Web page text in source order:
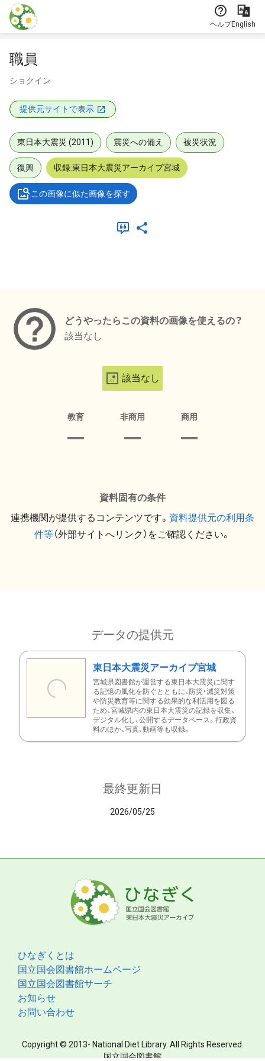
本文に飛ぶ
ヘルプEnglish
職員
ショクイン
提供元サイトで表示
東日本大震災 (2011) 震災への備え 被災状況
復興 収録:東日本大震災アーカイブ宮城
この画像に似た画像を探す
どうやったらこの資料の画像を使えるの？
該当なし
該当なし
教育 非商用 商用
資料固有の条件
連携機関が提供するコンテンツです。 資料提供元の利用条
件等（外部サイトへリンク）をご確認ください。
データの提供元
東日本大震災アーカイブ宮城
宮城県図書館が運営する東日本大震災に関す
る記憶の風化を防ぐとともに、防災・減災対策
や防災教育等に関する効果的な利活用を図る
ため、宮城県内の東日本大震災の記録を収集、
デジタル化し、公開するデータベース。行政資
料のほか、写真、動画等も収録。
最終更新日
2026/05/25
ひなぎくとは
国立国会図書館ホームページ
国立国会図書館サーチ
お知らせ
お問い合わせ
Copyright © 2013- National Diet Library. All Rights Reserved.